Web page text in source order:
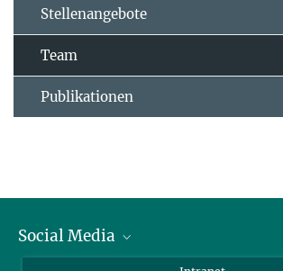
Stellenangebote
Team
Publikationen
Social Media